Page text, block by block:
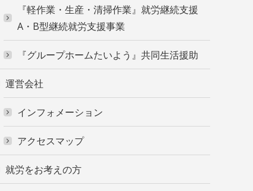
『軽作業・生産・清掃作業』就労継続支援
A・B型継続就労支援事業
『グループホームたいよう』共同生活援助
運営会社
インフォメーション
アクセスマップ
就労をお考えの方